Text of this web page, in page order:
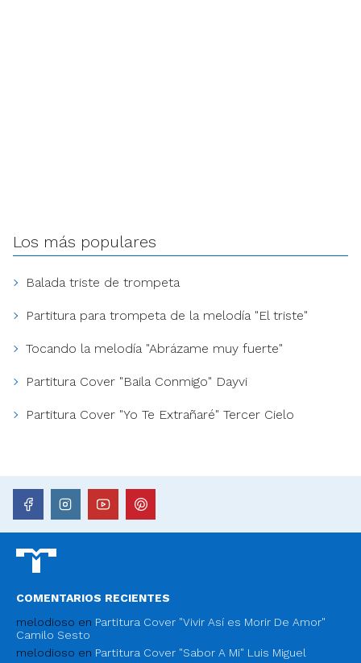
Los más populares
Balada triste de trompeta
Partitura para trompeta de la melodía "El triste"
Tocando la melodía "Abrázame muy fuerte"
Partitura Cover "Baila Conmigo" Dayvi
Partitura Cover "Yo Te Extrañaré" Tercer Cielo
COMENTARIOS RECIENTES
melodioso en Partitura Cover "Vivir Así es Morir De Amor"
Camilo Sesto
melodioso en Partitura Cover "Sabor A Mi" Luis Miguel